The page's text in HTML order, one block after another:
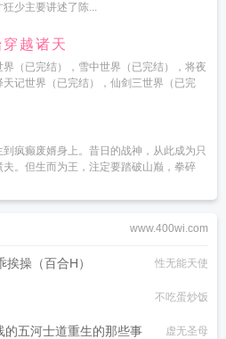
少主要讲述了陈...
越诸天
（已完结），雪中世界（已完结），将夜
记世界（已完结），仙剑三世界（已完
疯癫废婿身上。昔日的战神，从此成为只
。但生而为王，注定要踏破山巅，拳碎
www.400wi.com
操（百合H） 性无能天使
不吃蛋炒饭
五河士道重生的那些事 虚无圣母